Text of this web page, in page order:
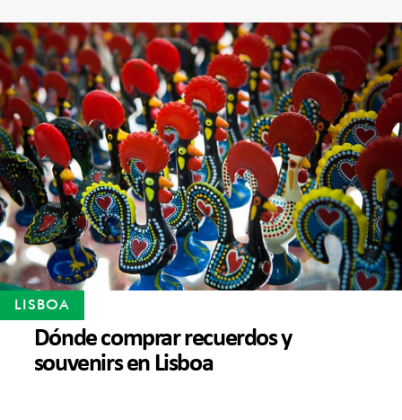
LISBOA
Dónde comprar recuerdos y
souvenirs en Lisboa